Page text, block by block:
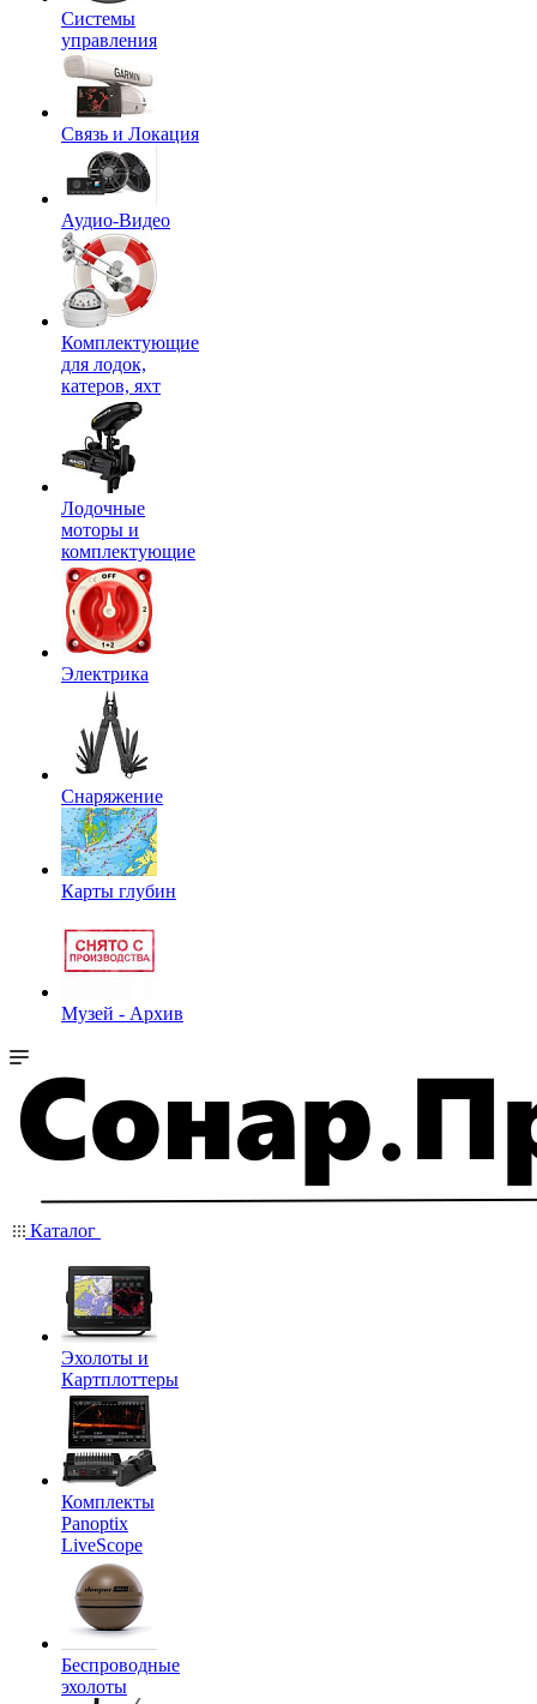
Системы
управления
Связь и Локация
Аудио-Видео
Комплектующие
для лодок,
катеров, яхт
Лодочные
моторы и
комплектующие
Электрика
Снаряжение
Карты глубин
Музей - Архив
Каталог
Эхолоты и
Картплоттеры
Комплекты
Panoptix
LiveScope
Беспроводные
эхолоты